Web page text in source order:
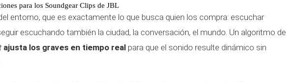
para los Soundgear Clips de JBL
entorno, que es exactamente lo que busca quien los compra: escuchar
escuchando también la ciudad, la conversación, el mundo. Un algoritmo de
ajusta los graves en tiempo real para que el sonido resulte dinámico sin